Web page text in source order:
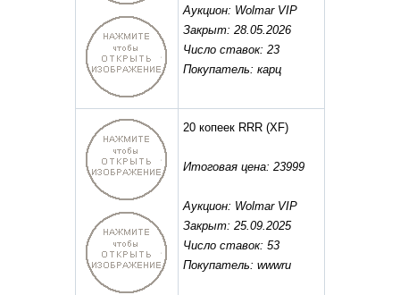
Аукцион: Wolmar VIP
Закрыт: 28.05.2026
Число ставок: 23
Покупатель: карц
20 копеек RRR (XF)
Итоговая цена: 23999
Аукцион: Wolmar VIP
Закрыт: 25.09.2025
Число ставок: 53
Покупатель: wwwru